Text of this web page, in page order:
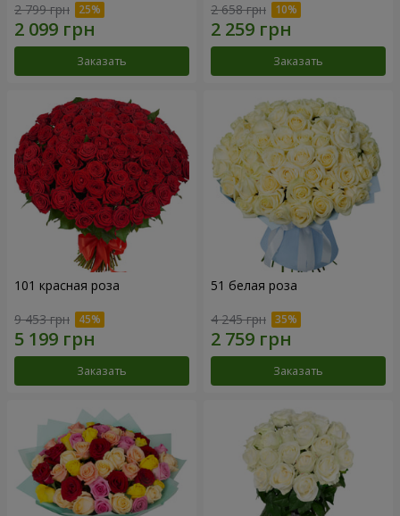
2 799 грн
Заказать
2 658 грн
Заказать
101 красная роза
9 453 грн
Заказать
51 белая роза
4 245 грн
Заказать